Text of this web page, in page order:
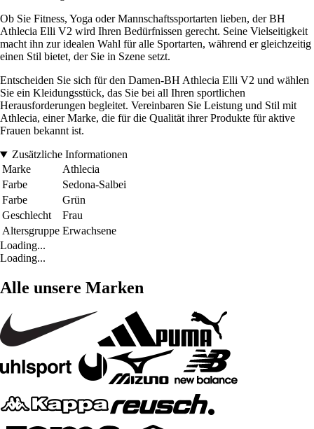
Ob Sie Fitness, Yoga oder Mannschaftssportarten lieben, der BH
Athlecia Elli V2 wird Ihren Bedürfnissen gerecht. Seine Vielseitigkeit
macht ihn zur idealen Wahl für alle Sportarten, während er gleichzeitig
einen Stil bietet, der Sie in Szene setzt.
Entscheiden Sie sich für den Damen-BH Athlecia Elli V2 und wählen
Sie ein Kleidungsstück, das Sie bei all Ihren sportlichen
Herausforderungen begleitet. Vereinbaren Sie Leistung und Stil mit
Athlecia, einer Marke, die für die Qualität ihrer Produkte für aktive
Frauen bekannt ist.
Zusätzliche Informationen
Marke
Athlecia
Farbe
Sedona-Salbei
Farbe
Grün
Geschlecht
Frau
Altersgruppe Erwachsene
Loading...
Loading...
Alle unsere Marken